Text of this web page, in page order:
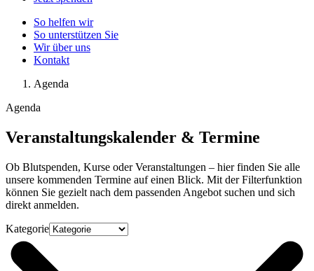
So helfen wir
So unterstützen Sie
Wir über uns
Kontakt
Agenda
Agenda
Veranstaltungskalender & Termine
Ob Blutspenden, Kurse oder Veranstaltungen – hier finden Sie alle
unsere kommenden Termine auf einen Blick. Mit der Filterfunktion
können Sie gezielt nach dem passenden Angebot suchen und sich
direkt anmelden.
Kategorie